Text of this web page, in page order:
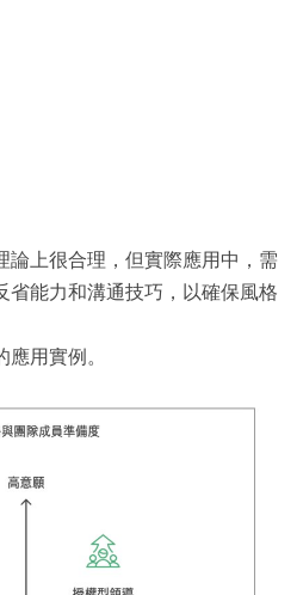
論上很合理，但實際應用中，需
省能力和溝通技巧，以確保風格
用實例。